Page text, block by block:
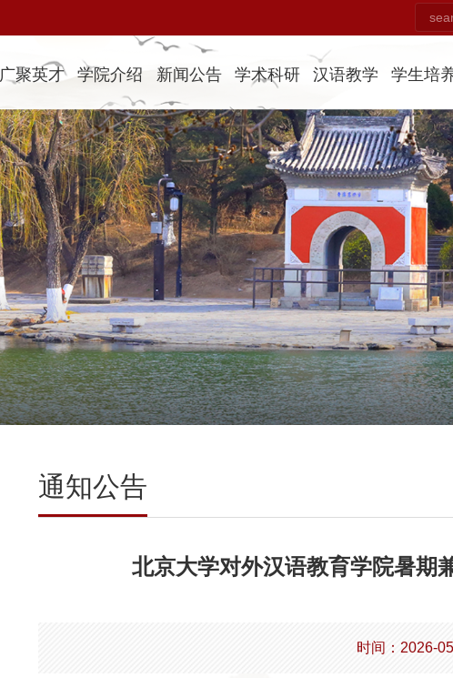
广聚英才 学院介绍 新闻公告 学术科研 汉语教学 学生培
通知公告
北京大学对外汉语教育学院暑期
时间：2026-